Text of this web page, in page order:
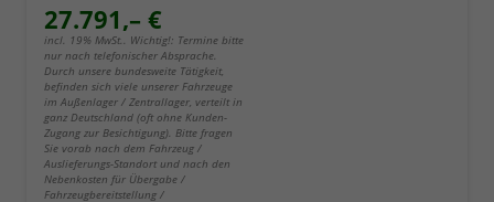
27.791,– €
incl. 19% MwSt.. Wichtig!: Termine bitte
nur nach telefonischer Absprache.
Durch unsere bundesweite Tätigkeit,
befinden sich viele unserer Fahrzeuge
im Außenlager / Zentrallager, verteilt in
ganz Deutschland (oft ohne Kunden-
Zugang zur Besichtigung). Bitte fragen
Sie vorab nach dem Fahrzeug /
Auslieferungs-Standort und nach den
Nebenkosten für Übergabe /
Fahrzeugbereitstellung /